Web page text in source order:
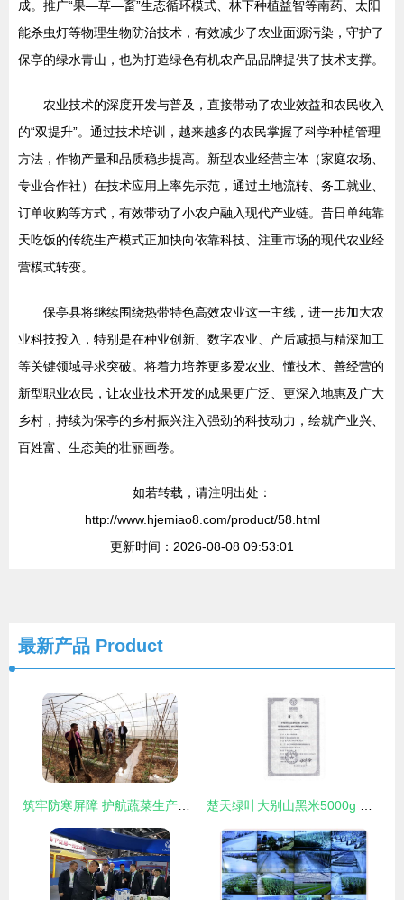
成。推广“果—草—畜”生态循环模式、林下种植益智等南药、太阳
能杀虫灯等物理生物防治技术，有效减少了农业面源污染，守护了
保亭的绿水青山，也为打造绿色有机农产品品牌提供了技术支撑。
农业技术的深度开发与普及，直接带动了农业效益和农民收入
的“双提升”。通过技术培训，越来越多的农民掌握了科学种植管理
方法，作物产量和品质稳步提高。新型农业经营主体（家庭农场、
专业合作社）在技术应用上率先示范，通过土地流转、务工就业、
订单收购等方式，有效带动了小农户融入现代产业链。昔日单纯靠
天吃饭的传统生产模式正加快向依靠科技、注重市场的现代农业经
营模式转变。
保亭县将继续围绕热带特色高效农业这一主线，进一步加大农
业科技投入，特别是在种业创新、数字农业、产后减损与精深加工
等关键领域寻求突破。将着力培养更多爱农业、懂技术、善经营的
新型职业农民，让农业技术开发的成果更广泛、更深入地惠及广大
乡村，持续为保亭的乡村振兴注入强劲的科技动力，绘就产业兴、
百姓富、生态美的壮丽画卷。
如若转载，请注明出处：
http://www.hjemiao8.com/product/58.html
更新时间：2026-08-08 09:53:01
最新产品 Product